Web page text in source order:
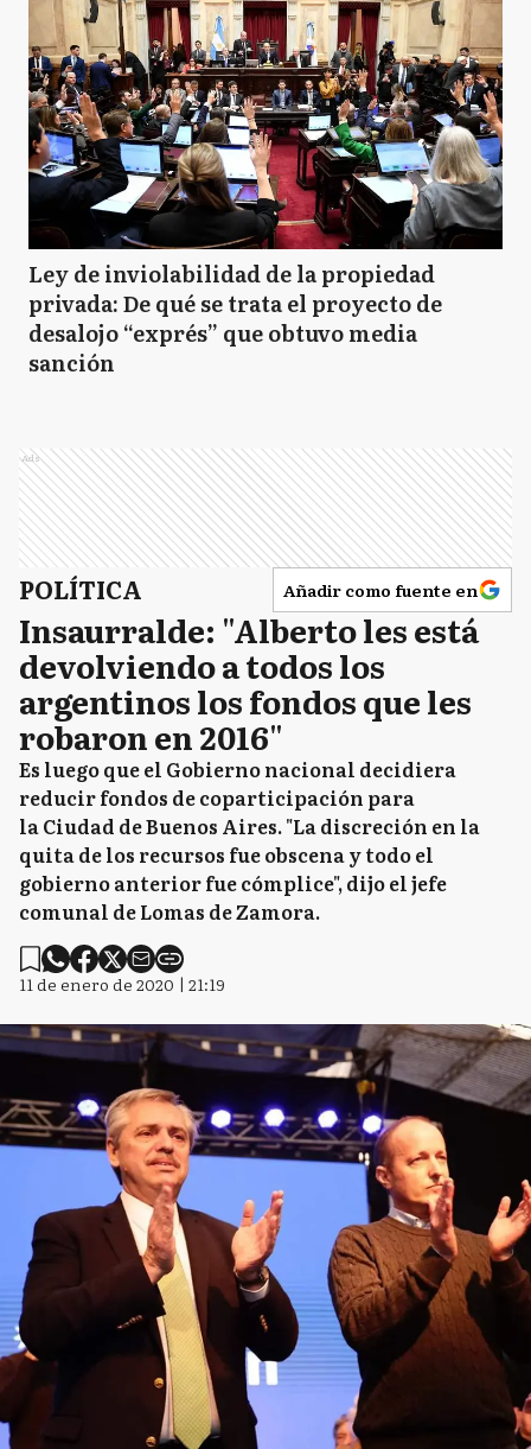
Ley de inviolabilidad de la propiedad
privada: De qué se trata el proyecto de
desalojo “exprés” que obtuvo media
sanción
Ads
POLÍTICA Añadir como fuente en
Insaurralde: "Alberto les está
devolviendo a todos los
argentinos los fondos que les
robaron en 2016"
Es luego que el Gobierno nacional decidiera
reducir fondos de coparticipación para
la Ciudad de Buenos Aires. "La discreción en la
quita de los recursos fue obscena y todo el
gobierno anterior fue cómplice", dijo el jefe
comunal de Lomas de Zamora.
11 de enero de 2020 | 21:19